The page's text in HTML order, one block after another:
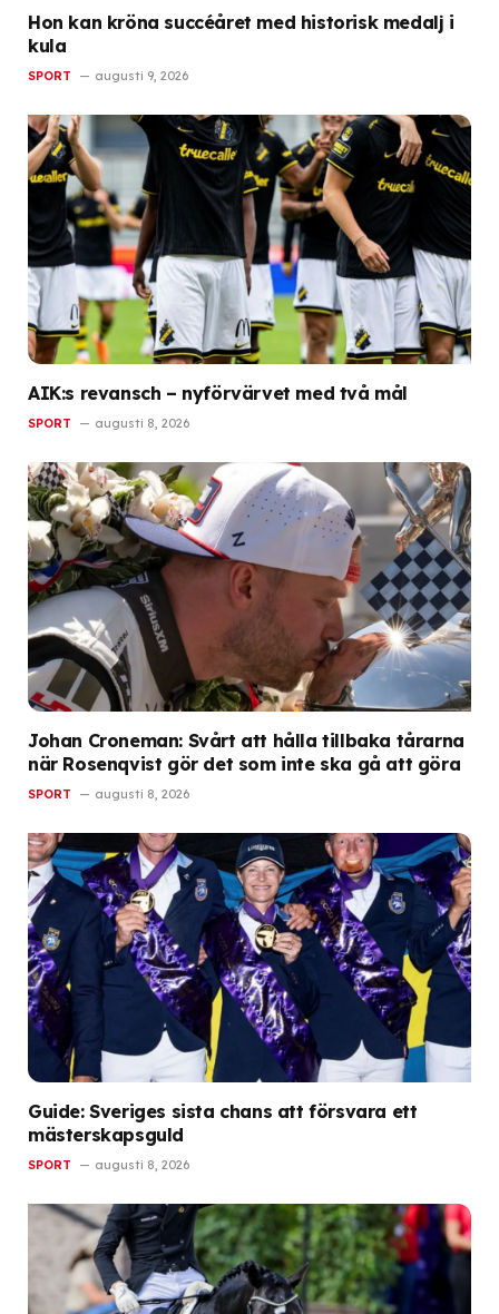
Hon kan kröna succéåret med historisk medalj i
kula
SPORT augusti 9, 2026
AIK:s revansch – nyförvärvet med två mål
SPORT augusti 8, 2026
Johan Croneman: Svårt att hålla tillbaka tårarna
när Rosenqvist gör det som inte ska gå att göra
SPORT augusti 8, 2026
Guide: Sveriges sista chans att försvara ett
mästerskapsguld
SPORT augusti 8, 2026